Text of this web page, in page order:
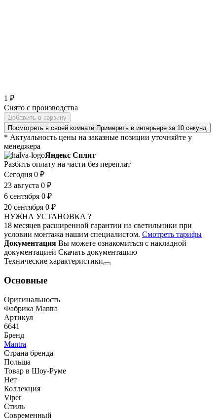
1 ₽
Снято с производства
Добавить в корзину
Посмотреть в своей комнате Примерить в интерьере за 10 секунд
* Актуальность цены на заказные позиции уточняйте у
менеджера
Яндекс Сплит
Разбить оплату на части без переплат
Сегодня 0 ₽
23 августа 0 ₽
6 сентября 0 ₽
20 сентября 0 ₽
НУЖНА УСТАНОВКА ?
18 месяцев расширенной гарантии на светильники при
условии монтажа нашим специалистом. Смотреть тарифы
Документация Вы можете ознакомиться с накладной
документацией Скачать документацию
Технические характеристики
Основные
Оригинальность
Фабрика Mantra
Артикул
6641
Бренд
Mantra
Страна бренда
Польша
Товар в Шоу-Руме
Нет
Коллекция
Viper
Стиль
Современный